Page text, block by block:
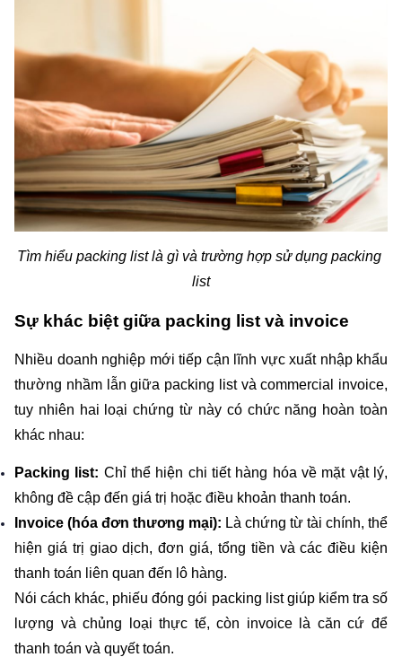
Tìm hiểu packing list là gì và trường hợp sử dụng packing
list
Sự khác biệt giữa packing list và invoice
Nhiều doanh nghiệp mới tiếp cận lĩnh vực xuất nhập khẩu
thường nhầm lẫn giữa packing list và commercial invoice,
tuy nhiên hai loại chứng từ này có chức năng hoàn toàn
khác nhau:
Packing list: Chỉ thể hiện chi tiết hàng hóa về mặt vật lý,
không đề cập đến giá trị hoặc điều khoản thanh toán.
Invoice (hóa đơn thương mại): Là chứng từ tài chính, thể
hiện giá trị giao dịch, đơn giá, tổng tiền và các điều kiện
thanh toán liên quan đến lô hàng.
Nói cách khác, phiếu đóng gói packing list giúp kiểm tra số
lượng và chủng loại thực tế, còn invoice là căn cứ để
thanh toán và quyết toán.